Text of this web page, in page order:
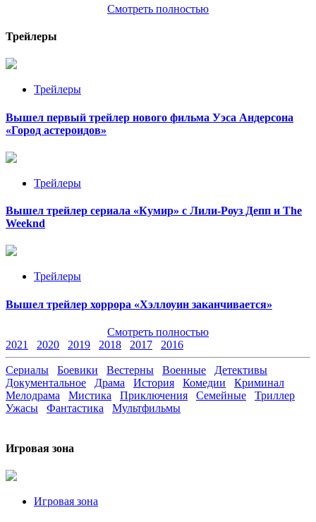
Смотреть полностью
Трейлеры
Трейлеры
Вышел первый трейлер нового фильма Уэса Андерсона
«Город астероидов»
Трейлеры
Вышел трейлер сериала «Кумир» с Лили-Роуз Депп и The
Weeknd
Трейлеры
Вышел трейлер хоррора «Хэллоуин заканчивается»
Смотреть полностью
2021
2020 2019 2018 2017 2016
Сериалы Боевики Вестерны Военные
Детективы
Документальное
Драма История Комедии
Криминал
Мелодрама
Мистика Приключения Семейные
Триллер
Ужасы
Фантастика Мультфильмы
Игровая зона
Игровая зона